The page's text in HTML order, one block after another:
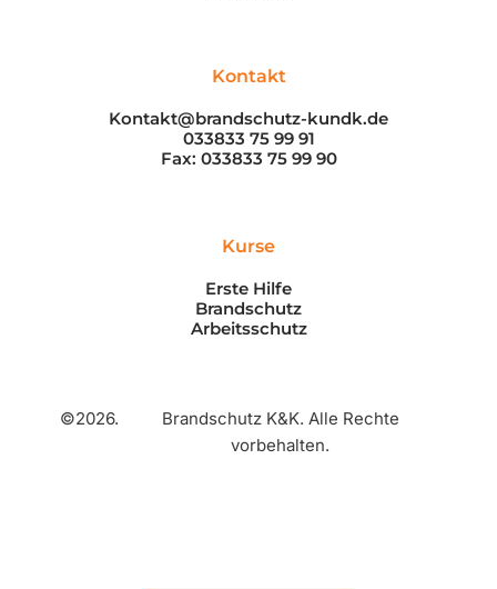
Kontakt
Kontakt@brandschutz-kundk.de
033833 75 99 91
Fax: 033833 75 99 90
Kurse
Erste Hilfe
Brandschutz
Arbeitsschutz
©2026.
Brandschutz K&K. Alle Rechte
vorbehalten.